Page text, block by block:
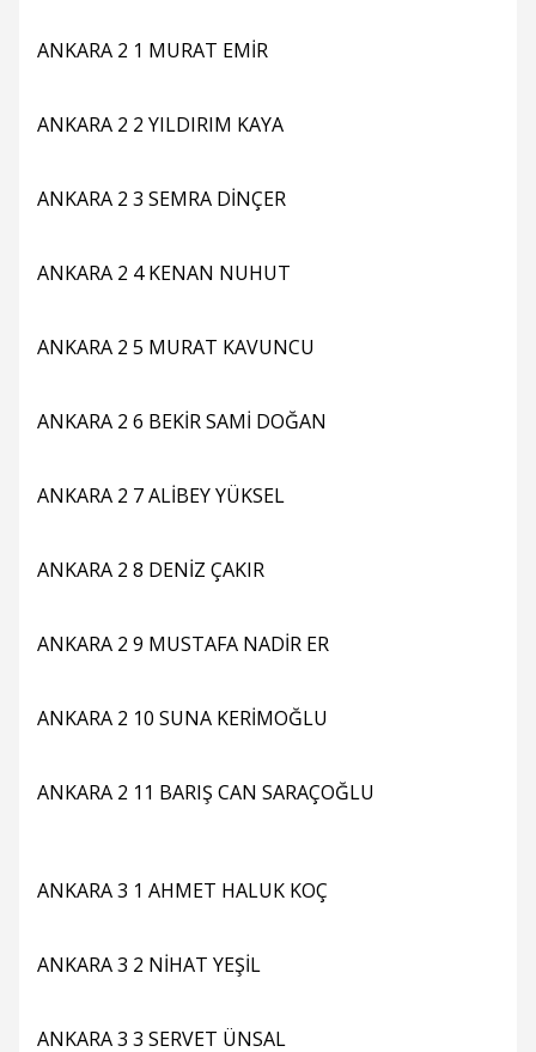
ANKARA 2 1 MURAT EMİR
ANKARA 2 2 YILDIRIM KAYA
ANKARA 2 3 SEMRA DİNÇER
ANKARA 2 4 KENAN NUHUT
ANKARA 2 5 MURAT KAVUNCU
ANKARA 2 6 BEKİR SAMİ DOĞAN
ANKARA 2 7 ALİBEY YÜKSEL
ANKARA 2 8 DENİZ ÇAKIR
ANKARA 2 9 MUSTAFA NADİR ER
ANKARA 2 10 SUNA KERİMOĞLU
ANKARA 2 11 BARIŞ CAN SARAÇOĞLU
ANKARA 3 1 AHMET HALUK KOÇ
ANKARA 3 2 NİHAT YEŞİL
ANKARA 3 3 SERVET ÜNSAL